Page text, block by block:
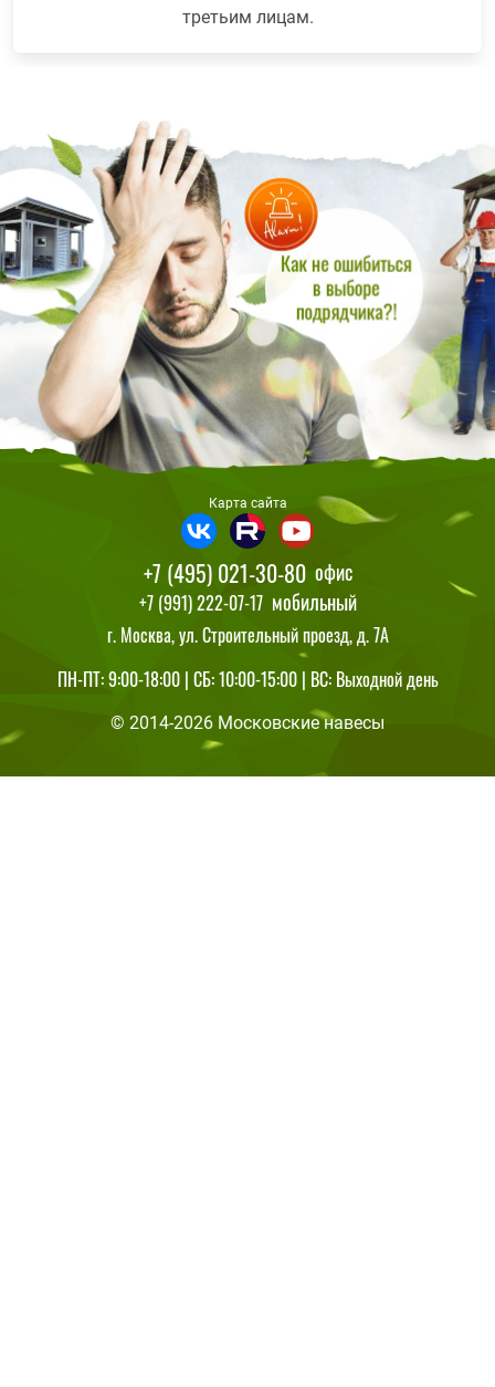
третьим лицам.
ПН-ПТ: 9:00-18:00 | СБ: 10:00-15:00 | ВС: Выходной день
© 2014-2026 Московские навесы
+7 (495) 021-30-80 офис
+7 (991) 222-07-17 мобильный
г. Москва, ул. Строительный проезд, д. 7А
Карта сайта